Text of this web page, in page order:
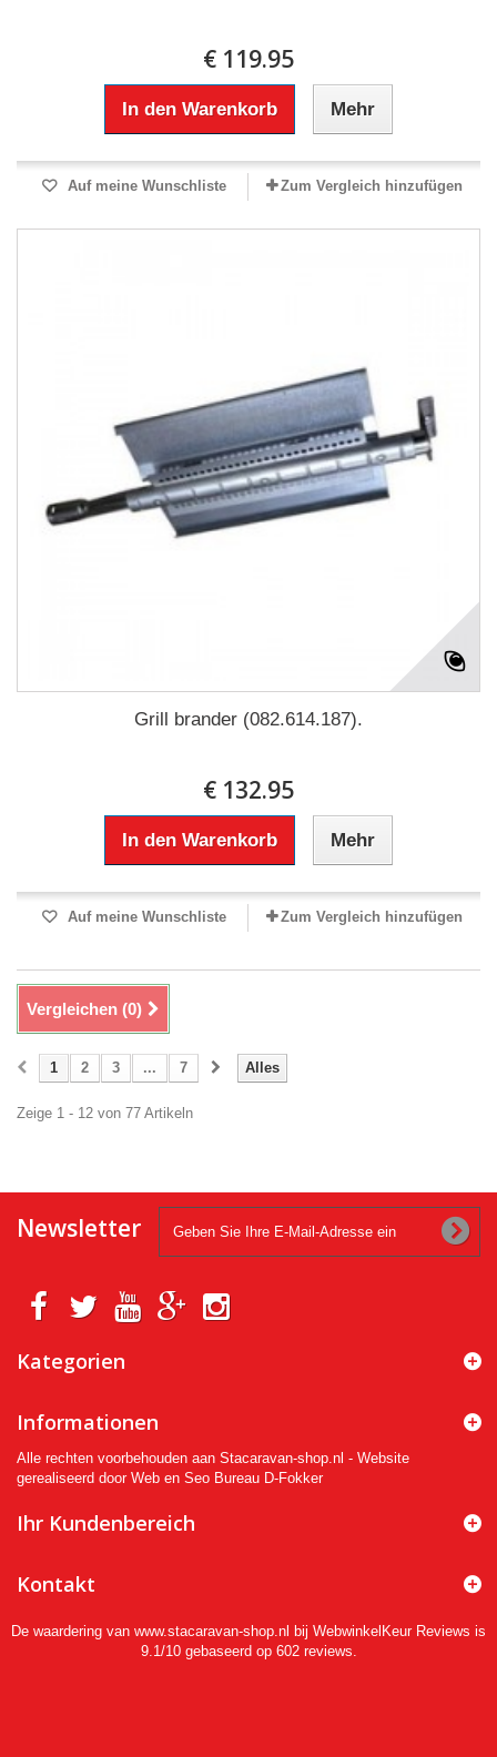
€ 119.95
In den Warenkorb Mehr
Auf meine Wunschliste Zum Vergleich hinzufügen
Grill brander (082.614.187).
€ 132.95
In den Warenkorb Mehr
Auf meine Wunschliste Zum Vergleich hinzufügen
Vergleichen (0)
Alles
1 2 3 ... 7
Zeige 1 - 12 von 77 Artikeln
Newsletter
Kategorien
Informationen
Alle rechten voorbehouden aan Stacaravan-shop.nl - Website
gerealiseerd door Web en Seo Bureau D-Fokker
Ihr Kundenbereich
Kontakt
De waardering van www.stacaravan-shop.nl bij WebwinkelKeur Reviews is
9.1/10 gebaseerd op 602 reviews.